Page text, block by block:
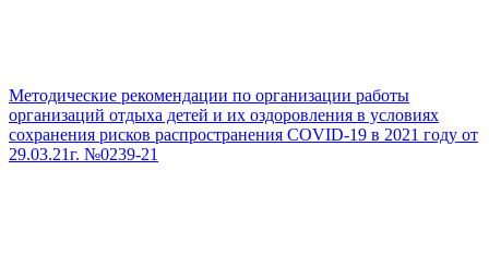
Методические рекомендации по организации работы
организаций отдыха детей и их оздоровления в условиях
сохранения рисков распространения COVID-19 в 2021 году от
29.03.21г. №0239-21